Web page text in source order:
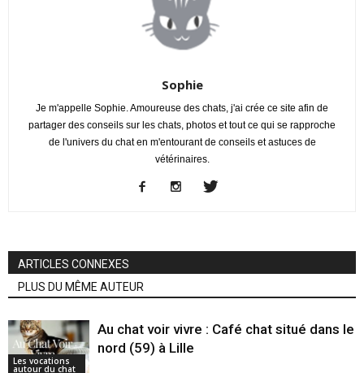
Sophie
Je m'appelle Sophie. Amoureuse des chats, j'ai crée ce site afin de
partager des conseils sur les chats, photos et tout ce qui se rapproche
de l'univers du chat en m'entourant de conseils et astuces de
vétérinaires.
ARTICLES CONNEXES
PLUS DU MÊME AUTEUR
Les vocations
autour du chat
Au chat voir vivre : Café chat situé dans le
nord (59) à Lille